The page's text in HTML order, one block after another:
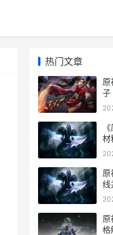
热门文章
原
子
什
材
原
线
度
原
格